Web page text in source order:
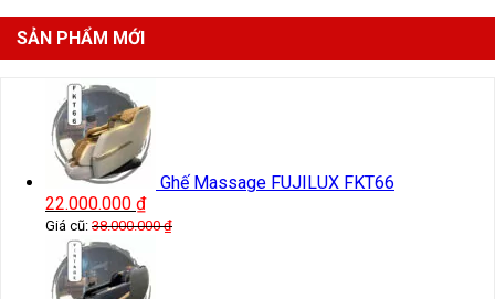
SẢN PHẨM MỚI
Ghế Massage FUJILUX FKT66
22.000.000 ₫
Giá cũ: 38.000.000₫